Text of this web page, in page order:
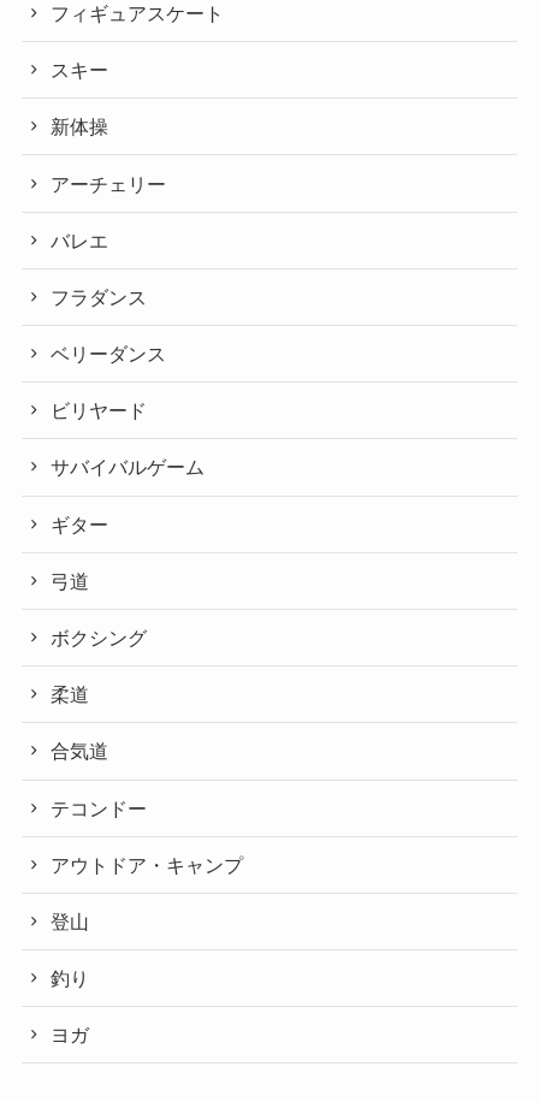
フィギュアスケート
スキー
新体操
アーチェリー
バレエ
フラダンス
ベリーダンス
ビリヤード
サバイバルゲーム
ギター
弓道
ボクシング
柔道
合気道
テコンドー
アウトドア・キャンプ
登山
釣り
ヨガ